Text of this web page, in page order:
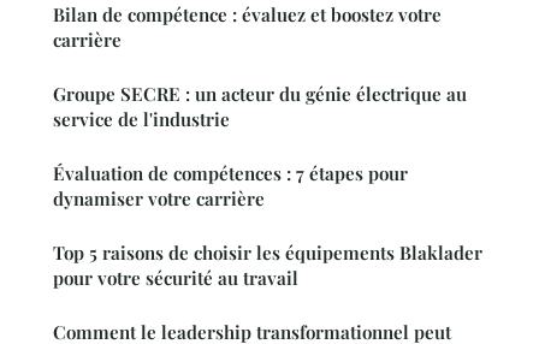
Bilan de compétence : évaluez et boostez votre
carrière
Groupe SECRE : un acteur du génie électrique au
service de l'industrie
Évaluation de compétences : 7 étapes pour
dynamiser votre carrière
Top 5 raisons de choisir les équipements Blaklader
pour votre sécurité au travail
Comment le leadership transformationnel peut